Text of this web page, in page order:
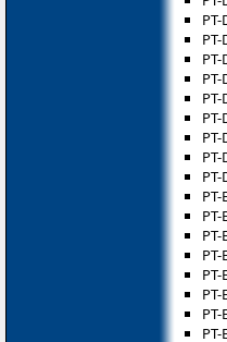
PT-
PT-
PT-
PT-
PT-
PT-
PT-
PT-
PT-
PT-
PT-
PT-
PT-
PT-